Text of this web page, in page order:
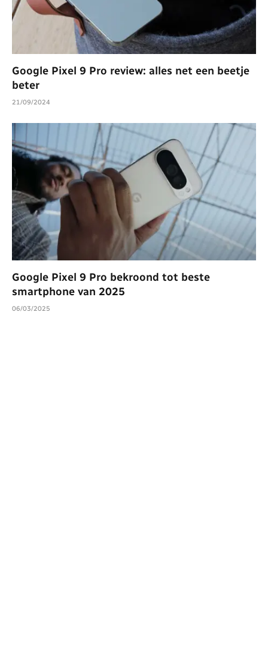
Google Pixel 9 Pro review: alles net een beetje
beter
21/09/2024
Google Pixel 9 Pro bekroond tot beste
smartphone van 2025
06/03/2025